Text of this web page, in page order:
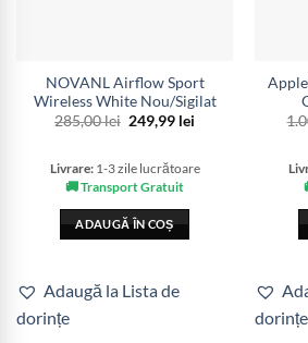
NOVANL Airflow Sport
Wireless White Nou/Sigilat
285,00lei Prețul
inițial
fost:
285,00 lei.
249,99 lei
249,99 lei.
Livrare:1-3 zile lucrătoare
🚚 Transport Gratuit
ADAUGĂ ÎN COȘ
Adaugă la Lista de
dorințe
dorințe